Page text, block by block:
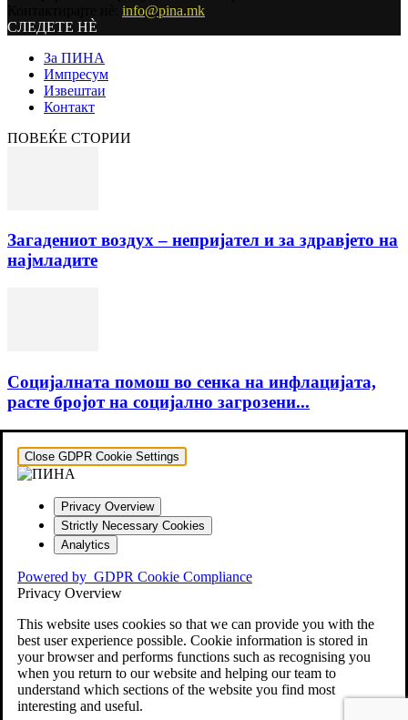
info@pina.mk
СЛЕДЕТЕ НЀ
За ПИНА
Импресум
Извештаи
Контакт
ПОВЕЌЕ СТОРИИ
Загадениот воздух – непријател и за здравјето на
најмладите
Социјалната помош во сенка на инфлацијата,
расте бројот на социјално загрозени...
Close GDPR Cookie Settings
Privacy Overview
Strictly Necessary Cookies
Analytics
Powered by GDPR Cookie Compliance
Privacy Overview
This website uses cookies so that we can provide you with the
best user experience possible. Cookie information is stored in
your browser and performs functions such as recognising you
when you return to our website and helping our team to
understand which sections of the website you find most
interesting and useful.